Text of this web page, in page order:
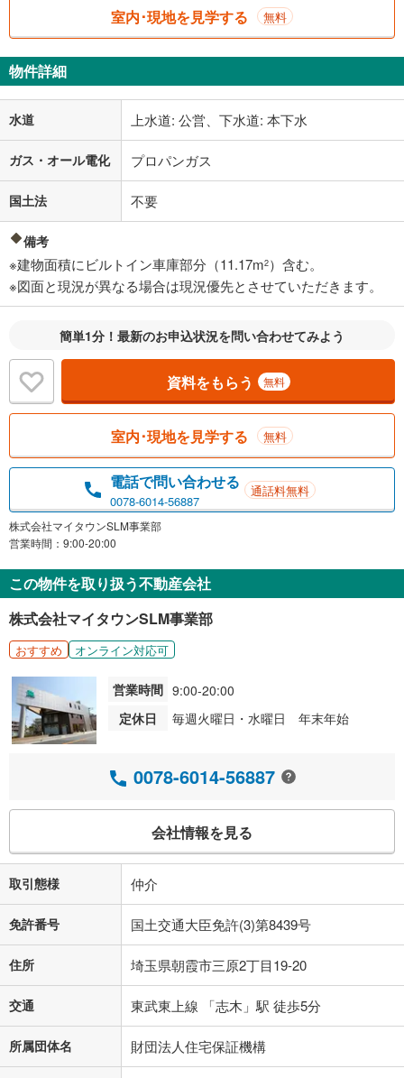
室内･現地を見学する 無料
物件詳細
水道 上水道: 公営、下水道: 本下水
ガス・オール電化 プロパンガス
国土法 不要
備考
※建物面積にビルトイン車庫部分（11.17m2）含む。
※図面と現況が異なる場合は現況優先とさせていただきます。
簡単1分！最新のお申込状況を問い合わせてみよう
資料をもらう 無料
室内･現地を見学する 無料
電話で問い合わせる
0078-6014-56887
通話料無料
株式会社マイタウンSLM事業部
営業時間：9:00-20:00
この物件を取り扱う不動産会社
株式会社マイタウンSLM事業部
おすすめ オンライン対応可
営業時間 9:00-20:00
定休日
毎週火曜日・水曜日 年末年始
0078-6014-56887
会社情報を見る
取引態様 仲介
免許番号 国土交通大臣免許(3)第8439号
住所 埼玉県朝霞市三原2丁目19-20
交通 東武東上線 「志木」駅 徒歩5分
所属団体名 財団法人住宅保証機構